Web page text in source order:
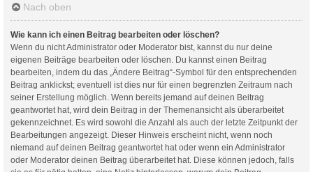
Nach oben
Wie kann ich einen Beitrag bearbeiten oder löschen?
Wenn du nicht Administrator oder Moderator bist, kannst du nur deine
eigenen Beiträge bearbeiten oder löschen. Du kannst einen Beitrag
bearbeiten, indem du das „Ändere Beitrag“-Symbol für den entsprechenden
Beitrag anklickst; eventuell ist dies nur für einen begrenzten Zeitraum nach
seiner Erstellung möglich. Wenn bereits jemand auf deinen Beitrag
geantwortet hat, wird dein Beitrag in der Themenansicht als überarbeitet
gekennzeichnet. Es wird sowohl die Anzahl als auch der letzte Zeitpunkt der
Bearbeitungen angezeigt. Dieser Hinweis erscheint nicht, wenn noch
niemand auf deinen Beitrag geantwortet hat oder wenn ein Administrator
oder Moderator deinen Beitrag überarbeitet hat. Diese können jedoch, falls